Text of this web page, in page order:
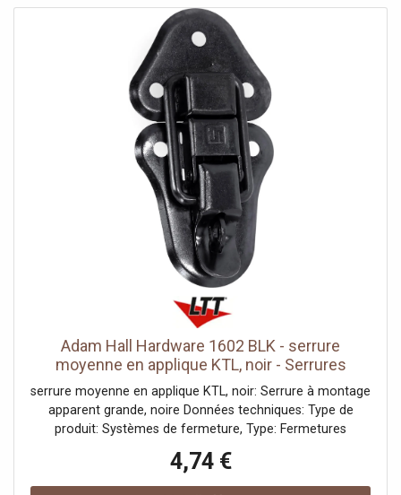
Adam Hall Hardware 1602 BLK - serrure
moyenne en applique KTL, noir - Serrures
serrure moyenne en applique KTL, noir: Serrure à montage
apparent grande, noire Données techniques: Type de
produit: Systèmes de fermeture, Type: Fermetures
noir, Ø trous de fixation: 4,9 mm, Verrouillable: avec
oeillets pour cadenas, Largeur: 50 mm, Hauteur (mm): 97
4,74 €